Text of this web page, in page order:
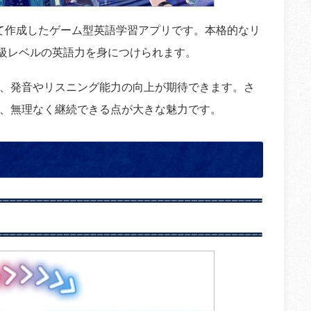
成したゲーム型英語学習アプリです。本格的なリ
ベルの英語力を身につけられます。
発音やリスニング能力の向上が期待できます。さ
無理なく継続できる点が大きな魅力です。